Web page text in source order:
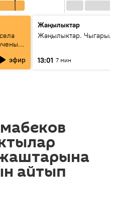
эфир
Жаңылыктар
Жаңылыктар.
13:01 7 мин
айтып